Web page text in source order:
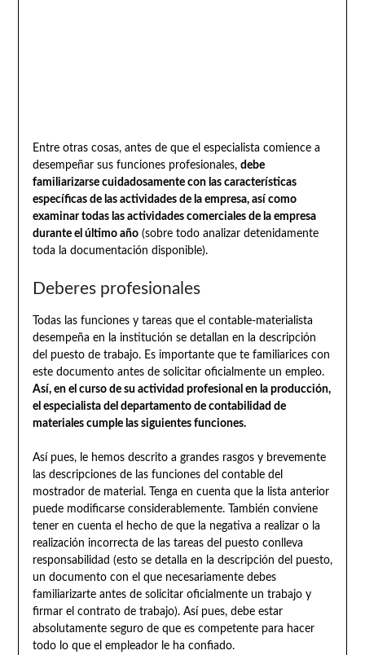
Entre otras cosas, antes de que el especialista comience a
desempeñar sus funciones profesionales, debe
familiarizarse cuidadosamente con las características
específicas de las actividades de la empresa, así como
examinar todas las actividades comerciales de la empresa
durante el último año(sobre todo analizar detenidamente
toda la documentación disponible).
Deberes profesionales
Todas las funciones y tareas que el contable-materialista
desempeña en la institución se detallan en la descripción
del puesto de trabajo. Es importante que te familiarices con
este documento antes de solicitar oficialmente un empleo.
Así, en el curso de su actividad profesional en la producción,
el especialista del departamento de contabilidad de
materiales cumple las siguientes funciones.
Así pues, le hemos descrito a grandes rasgos y brevemente
las descripciones de las funciones del contable del
mostrador de material. Tenga en cuenta que la lista anterior
puede modificarse considerablemente. También conviene
tener en cuenta el hecho de que la negativa a realizar o la
realización incorrecta de las tareas del puesto conlleva
responsabilidad (esto se detalla en la descripción del puesto,
un documento con el que necesariamente debes
familiarizarte antes de solicitar oficialmente un trabajo y
firmar el contrato de trabajo). Así pues, debe estar
absolutamente seguro de que es competente para hacer
todo lo que el empleador le ha confiado.